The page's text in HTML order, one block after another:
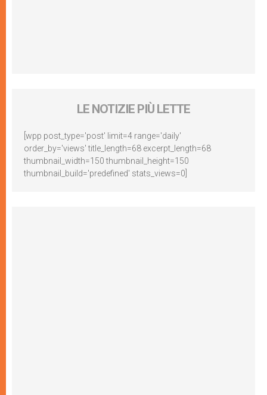
LE NOTIZIE PIÙ LETTE
[wpp post_type='post' limit=4 range='daily'
order_by='views' title_length=68 excerpt_length=68
thumbnail_width=150 thumbnail_height=150
thumbnail_build='predefined' stats_views=0]